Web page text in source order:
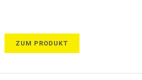
ZUM PRODUKT